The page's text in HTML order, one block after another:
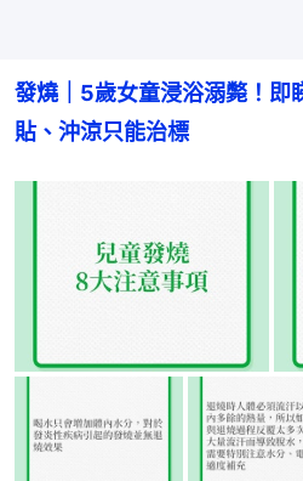
發燒｜5歲女童浸浴溺斃！即
貼、沖涼只能治標